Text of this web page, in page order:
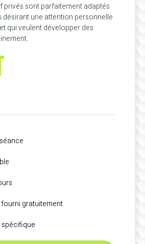
privés sont parfaitement adaptés
désirant une attention personnelle
qui veulent développer des
gratuitement